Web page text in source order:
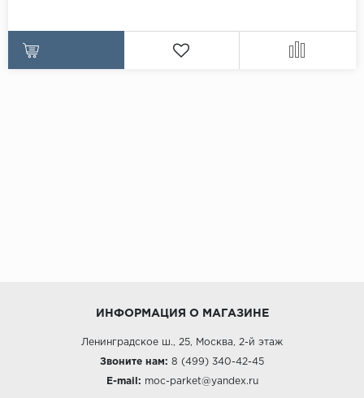
ИНФОРМАЦИЯ О МАГАЗИНЕ
Ленинградское ш., 25, Москва, 2-й этаж
Звоните нам: 8 (499) 340-42-45
E-mail: moc-parket@yandex.ru